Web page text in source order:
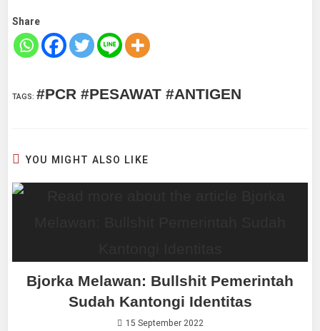
Share
TAGS:#PCR #PESAWAT #ANTIGEN
YOU MIGHT ALSO LIKE
Bjorka Melawan: Bullshit Pemerintah
Sudah Kantongi Identitas
15 September 2022